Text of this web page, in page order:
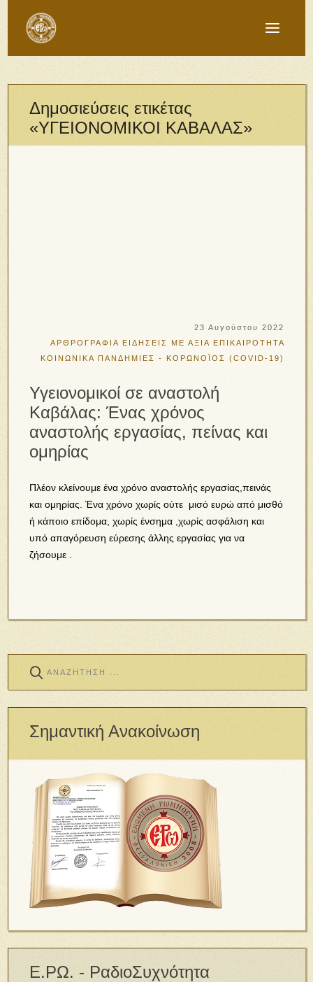
Δημοσιεύσεις ετικέτας
«ΥΓΕΙΟΝΟΜΙΚΟΙ ΚΑΒΑΛΑΣ»
23 Αυγούστου 2022
ΑΡΘΡΟΓΡΑΦΙΑ ΕΙΔΗΣΕΙΣ ΜΕ ΑΞΙΑ ΕΠΙΚΑΙΡΟΤΗΤΑ
ΚΟΙΝΩΝΙΚΑ ΠΑΝΔΗΜΙΕΣ - ΚΟΡΩΝΟΪΟΣ (COVID-19)
Υγειονομικοί σε αναστολή
Καβάλας: Ένας χρόνος
αναστολής εργασίας, πείνας και
ομηρίας
Πλέον κλείνουμε ένα χρόνο αναστολής εργασίας,πεινάς
και ομηρίας. Ένα χρόνο χωρίς ούτε μισό ευρώ από μισθό
ή κάποιο επίδομα, χωρίς ένσημα ,χωρίς ασφάλιση και
υπό απαγόρευση εύρεσης άλλης εργασίας για να
ζήσουμε .
Σημαντική Ανακοίνωση
Ε.ΡΩ. - ΡαδιοΣυχνότητα